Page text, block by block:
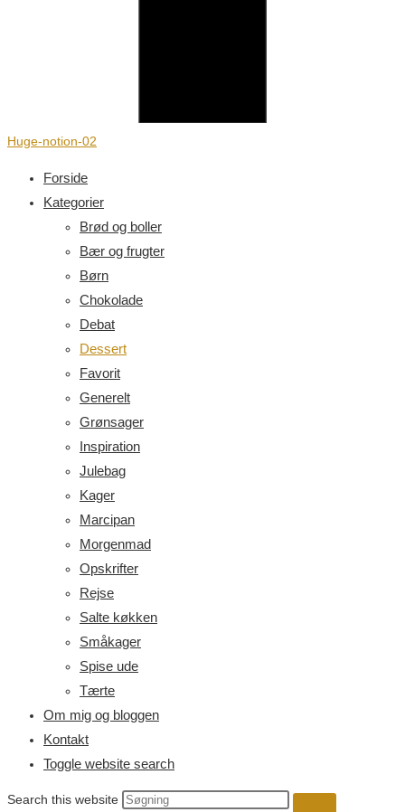
Huge-notion-02
Forside
Kategorier
Brød og boller
Bær og frugter
Børn
Chokolade
Debat
Dessert
Favorit
Generelt
Grønsager
Inspiration
Julebag
Kager
Marcipan
Morgenmad
Opskrifter
Rejse
Salte køkken
Småkager
Spise ude
Tærte
Om mig og bloggen
Kontakt
Toggle website search
Search this website